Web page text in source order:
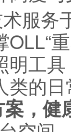
服务
明工
类的
，健